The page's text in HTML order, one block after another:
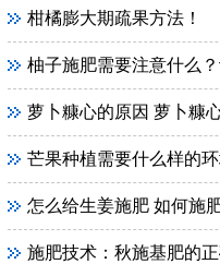
柑橘膨大期疏果方法！
柚子施肥需要注意什么？
萝卜糠心的原因 萝卜糠
芒果种植需要什么样的
怎么给生姜施肥 如何施肥能高
施肥技术：秋施基肥的正确